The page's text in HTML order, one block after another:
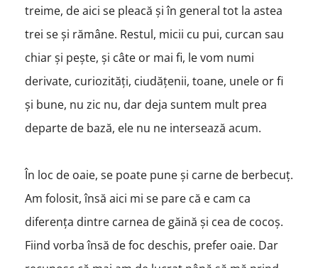
treime, de aici se pleacă și în general tot la astea
trei se și rămâne. Restul, micii cu pui, curcan sau
chiar și pește, și câte or mai fi, le vom numi
derivate, curiozități, ciudățenii, toane, unele or fi
și bune, nu zic nu, dar deja suntem mult prea
departe de bază, ele nu ne intersează acum.
În loc de oaie, se poate pune și carne de berbecuț.
Am folosit, însă aici mi se pare că e cam ca
diferența dintre carnea de găină și cea de cocoș.
Fiind vorba însă de foc deschis, prefer oaie. Dar